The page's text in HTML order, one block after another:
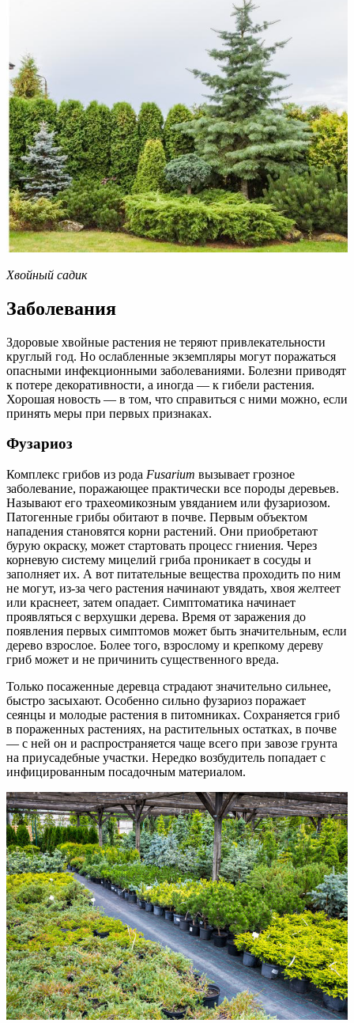
Хвойный садик
Заболевания
Здоровые хвойные растения не теряют привлекательности
круглый год. Но ослабленные экземпляры могут поражаться
опасными инфекционными заболеваниями. Болезни приводят
к потере декоративности, а иногда — к гибели растения.
Хорошая новость — в том, что справиться с ними можно, если
принять меры при первых признаках.
Фузариоз
Комплекс грибов из рода Fusarium вызывает грозное
заболевание, поражающее практически все породы деревьев.
Называют его трахеомикозным увяданием или фузариозом.
Патогенные грибы обитают в почве. Первым объектом
нападения становятся корни растений. Они приобретают
бурую окраску, может стартовать процесс гниения. Через
корневую систему мицелий гриба проникает в сосуды и
заполняет их. А вот питательные вещества проходить по ним
не могут, из-за чего растения начинают увядать, хвоя желтеет
или краснеет, затем опадает. Симптоматика начинает
проявляться с верхушки дерева. Время от заражения до
появления первых симптомов может быть значительным, если
дерево взрослое. Более того, взрослому и крепкому дереву
гриб может и не причинить существенного вреда.
Только посаженные деревца страдают значительно сильнее,
быстро засыхают. Особенно сильно фузариоз поражает
сеянцы и молодые растения в питомниках. Сохраняется гриб
в пораженных растениях, на растительных остатках, в почве
— с ней он и распространяется чаще всего при завозе грунта
на приусадебные участки. Нередко возбудитель попадает с
инфицированным посадочным материалом.